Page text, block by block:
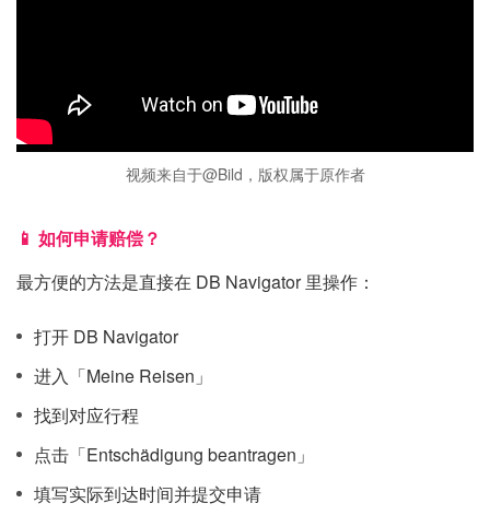
视频来自于@Bild，版权属于原作者
📱 如何申请赔偿？
最方便的方法是直接在 DB Navigator 里操作：
打开 DB Navigator
进入「Meine Reisen」
找到对应行程
点击「Entschädigung beantragen」
填写实际到达时间并提交申请